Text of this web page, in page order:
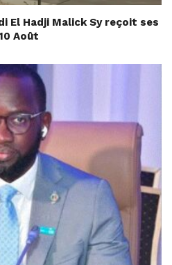
El Hadji Malick Sy reçoit ses
Août